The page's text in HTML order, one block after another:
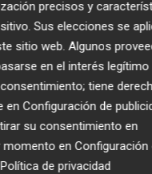
precisos y
Sus elecciones se
sitio web. Algunos
en el interés legítimo
tiene
enConfiguración de
su consentimiento en
momento enConfiguración
Política de privacidad